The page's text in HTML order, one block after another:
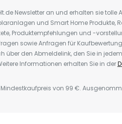
Newsletter an und erhalten sie
und Smart Home Produkte,
Produktempfehlungen und -
sowie Anfragen für
den Abmeldelink, den Sie in
Informationen erhalten Sie in der
von 99 €.